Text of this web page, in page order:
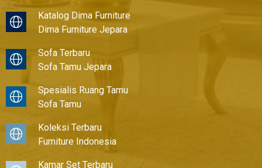
Katalog Dima Furniture
Dima Furniture Jepara
Sofa Terbaru
Sofa Tamu Jepara
Spesialis Ruang Tamu
Sofa Tamu
Koleksi Terbaru
Furniture Indonesia
Kamar Set Terbaru